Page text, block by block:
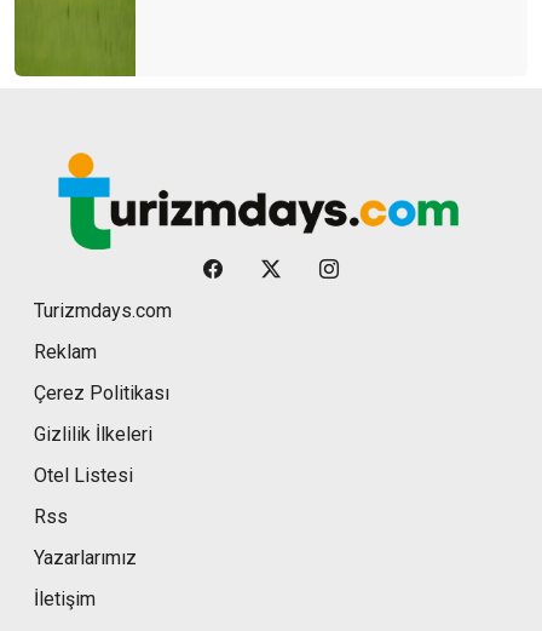
Turizmdays.com
Reklam
Çerez Politikası
Gizlilik İlkeleri
Otel Listesi
Rss
Yazarlarımız
İletişim